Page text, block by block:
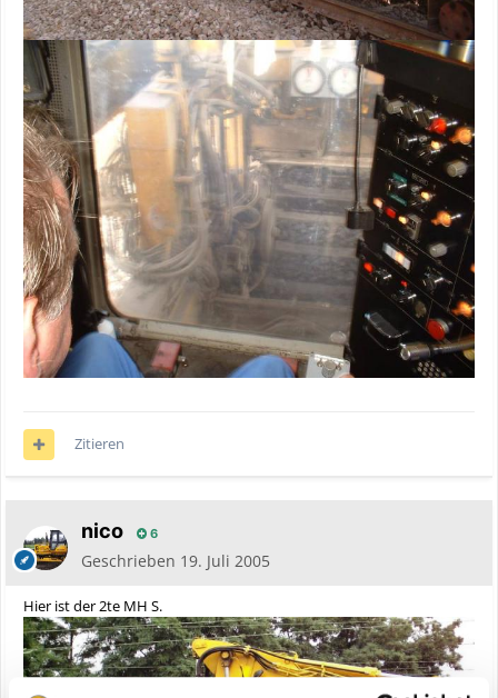
Zitieren
nico 6
Geschrieben 19. Juli 2005
Hier ist der 2te MH S.